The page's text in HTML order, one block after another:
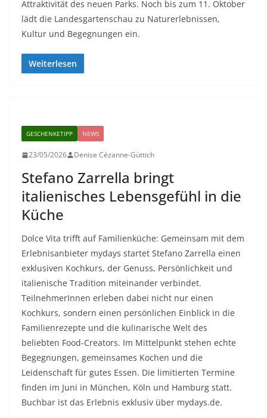
Attraktivität des neuen Parks. Noch bis zum 11. Oktober
lädt die Landesgartenschau zu Naturerlebnissen,
Kultur und Begegnungen ein.
Weiterlesen
GESCHENKETIPP NEWS
23/05/2026 Denise Cézanne-Güttich
Stefano Zarrella bringt
italienisches Lebensgefühl in die
Küche
Dolce Vita trifft auf Familienküche: Gemeinsam mit dem
Erlebnisanbieter mydays startet Stefano Zarrella einen
exklusiven Kochkurs, der Genuss, Persönlichkeit und
italienische Tradition miteinander verbindet.
TeilnehmerInnen erleben dabei nicht nur einen
Kochkurs, sondern einen persönlichen Einblick in die
Familienrezepte und die kulinarische Welt des
beliebten Food-Creators. Im Mittelpunkt stehen echte
Begegnungen, gemeinsames Kochen und die
Leidenschaft für gutes Essen. Die limitierten Termine
finden im Juni in München, Köln und Hamburg statt.
Buchbar ist das Erlebnis exklusiv über mydays.de.